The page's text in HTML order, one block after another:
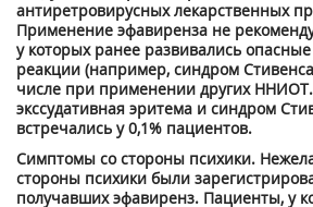
антиретровирусных лекарственных
Применение эфавиренза не
у которых ранее развивались
реакции (например, синдром
числе при применении других
экссудативная эритема и синдром
встречались у 0,1% пациентов.
Симптомы со стороны психики.
стороны психики были
получавших эфавиренз. Пациенты, у